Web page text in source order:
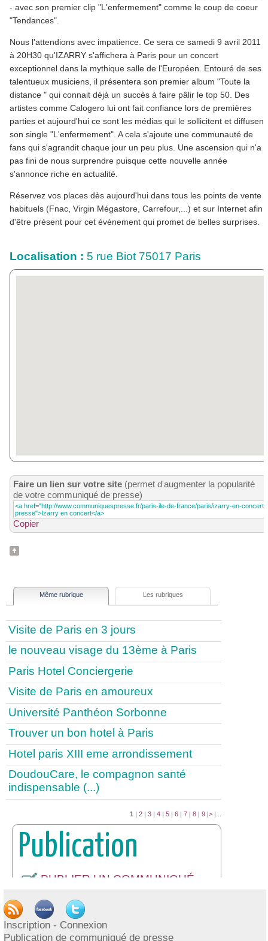
- avec son premier clip "L'enfermement" comme le coup de coeur
"Tendances".
Nous l'attendions avec impatience. Ce sera ce samedi 9 avril 2011
à 20H30 qu'IZARRY s'affichera à Paris pour un concert
exceptionnel dans la mythique salle de l'Européen. Entouré de ses
talentueux musiciens, il présentera son premier album "Toute la
distance " qui connait déjà un succès à faire pâlir le top 50. Des
artistes comme Calogero lui ont fait confiance lors de premières
parties et aujourd'hui ce sont les médias qui le sollicitent et diffusent
son single "L'enfermement". A cela s'ajoute une communauté de
fans qui s'agrandit chaque jour un peu plus. Une ascension qui n'a
pas fini de nous surprendre puisque cette nouvelle année
s'annonce riche en actualité.
Réservez vos places dès aujourd'hui dans tous les points de vente
habituels (Fnac, Virgin Mégastore, Carrefour,...) et sur Internet afin
d'être présent pour cet évènement qui promet de belles surprises.
Localisation : 5 rue Biot 75017 Paris
Faire un lien sur votre site (permet d'augmenter la popularité
de votre communiqué de presse)
Copier
Même rubrique Les rubriques
Visite de Paris en 3 jours
le nouveau visage du 13ème à Paris
Paris Hotel Conciergerie
Visite de Paris en amoureux
Université Panthéon Sorbonne
Trouver un bon hotel à Paris
Hotel paris XIII eme arrondissement
DoudouCare, le compagnon santé
indispensable (...)
1 |2 |3 |4 |5 |6 |7 |8 |9 |>
Publication
PUBLIER UN COMMUNIQUÉ
INSCRIPTION / CONNEXION
Inscription - Connexion
Publication de communiqué de presse